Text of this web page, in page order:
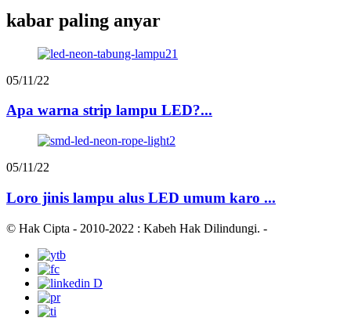
kabar paling anyar
05/11/22
Apa warna strip lampu LED?...
05/11/22
Loro jinis lampu alus LED umum karo ...
© Hak Cipta - 2010-2022 : Kabeh Hak Dilindungi. -